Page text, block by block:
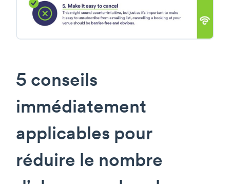
5 conseils
immédiatement
applicables pour
réduire le nombre